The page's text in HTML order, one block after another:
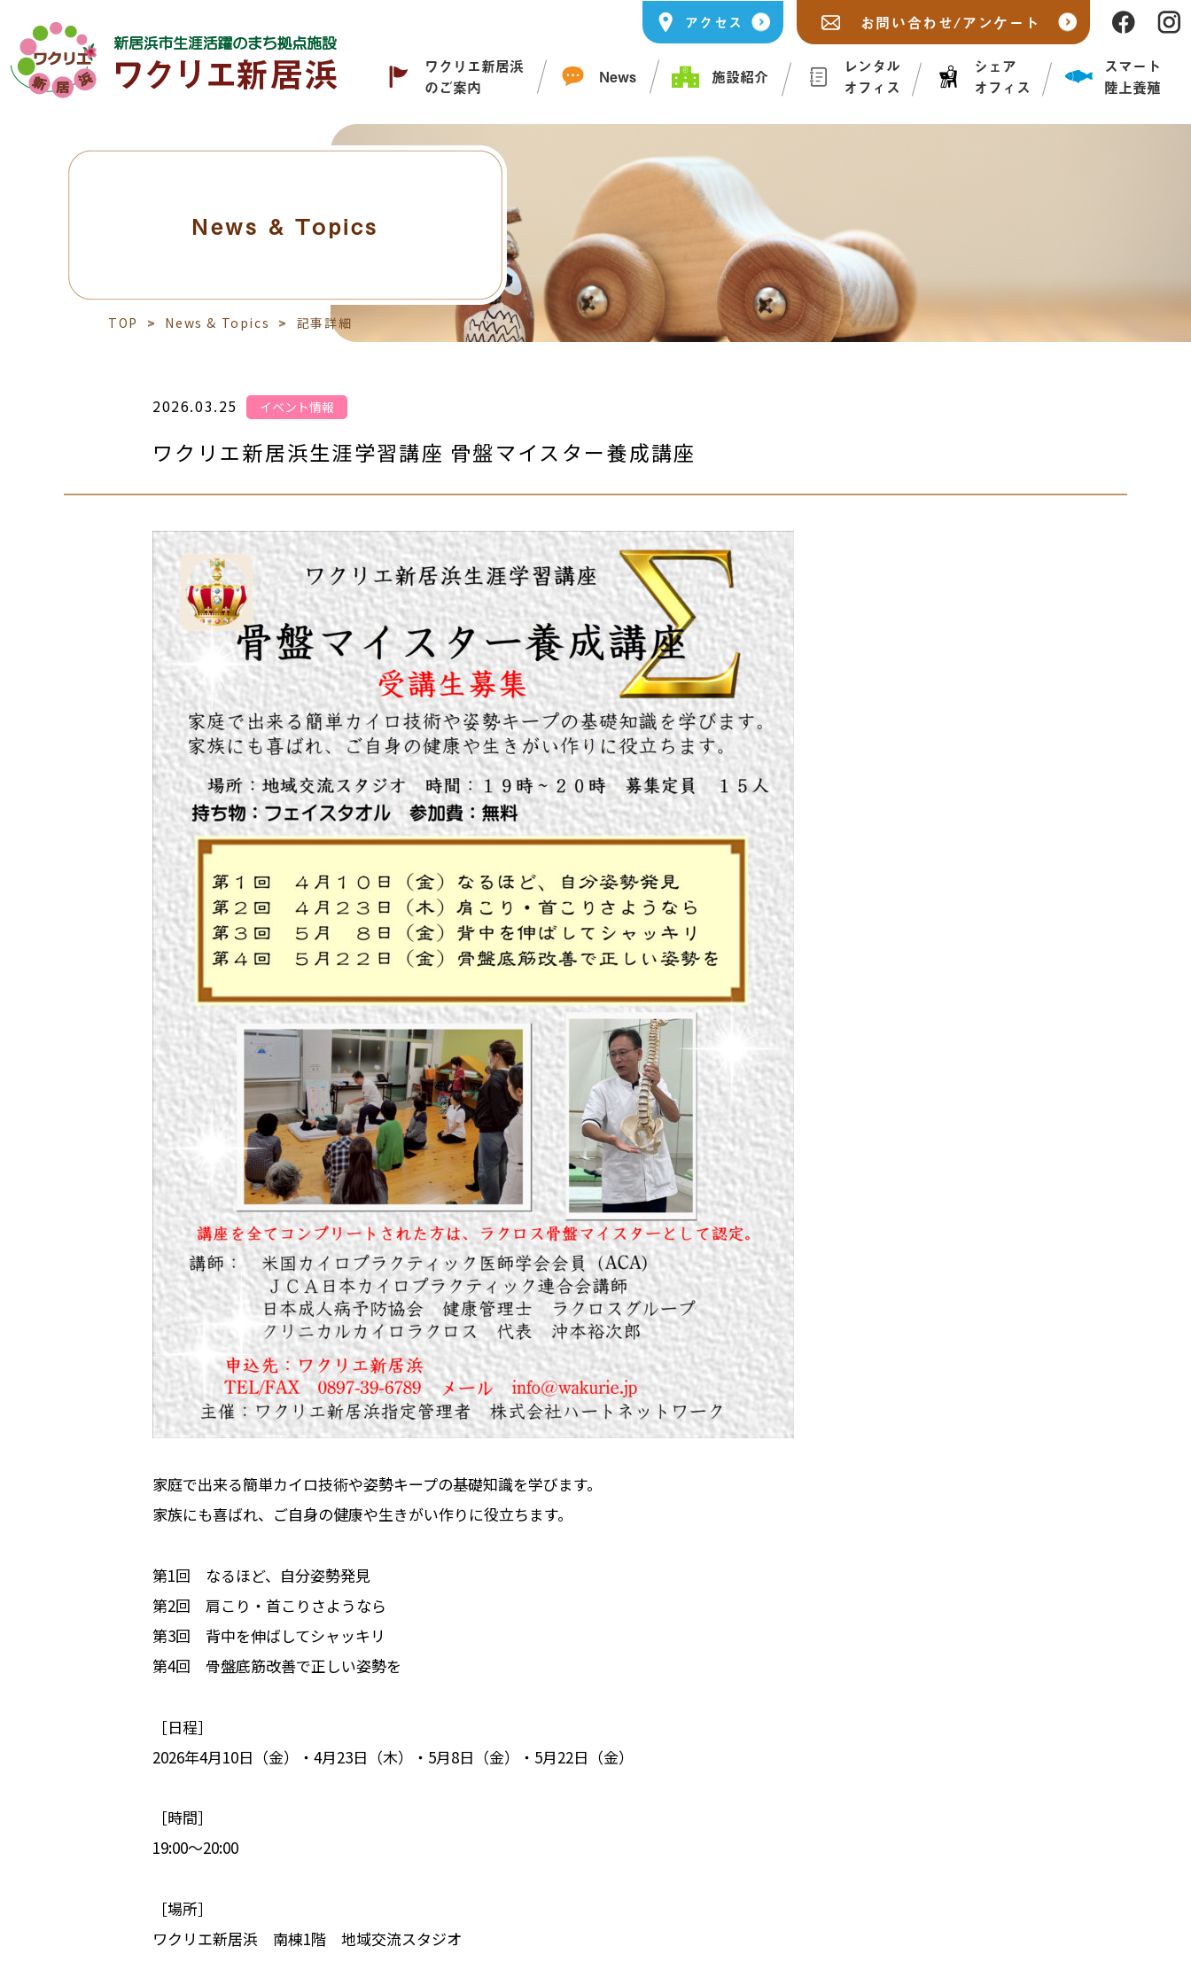
アクセス お問い合わせ/アンケート
ワクリエ新居浜
のご案内
News 施設紹介
レンタル
オフィス
シェア
オフィス
スマート
陸上養殖
News & Topics
TOP News & Topics 記事詳細
2026.03.25 イベント情報
ワクリエ新居浜生涯学習講座 骨盤マイスター養成講座
家庭で出来る簡単カイロ技術や姿勢キープの基礎知識を学びます。
家族にも喜ばれ、ご自身の健康や生きがい作りに役立ちます。
第1回 なるほど、自分姿勢発見
第2回 肩こり・首こりさようなら
第3回 背中を伸ばしてシャッキリ
第4回 骨盤底筋改善で正しい姿勢を
［日程］
2026年4月10日（金）・4月23日（木）・5月8日（金）・5月22日（金）
［時間］
19:00～20:00
［場所］
ワクリエ新居浜 南棟1階 地域交流スタジオ